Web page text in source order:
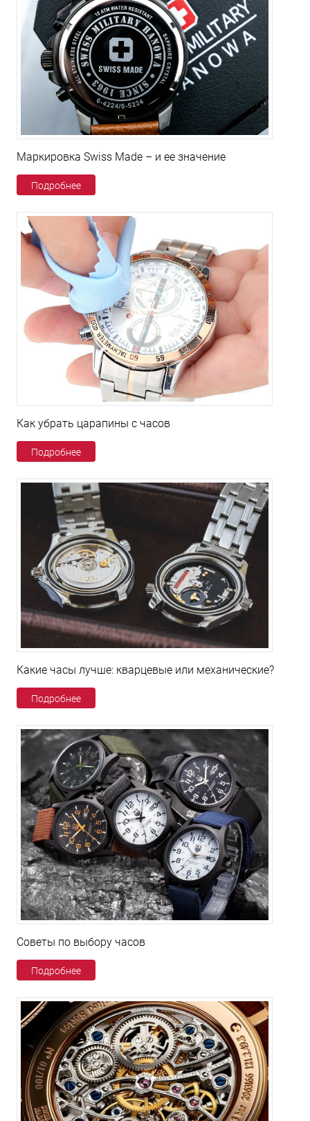
Маркировка Swiss Made – и ее значение
Подробнее
Как убрать царапины с часов
Подробнее
Какие часы лучше: кварцевые или механические?
Подробнее
Советы по выбору часов
Подробнее